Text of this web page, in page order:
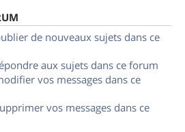
de nouveaux sujets dans ce
aux sujets dans ce forum
vos messages dans ce
vos messages dans ce